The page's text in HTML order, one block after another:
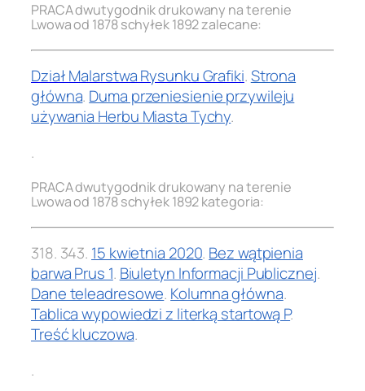
PRACA dwutygodnik drukowany na terenie
Lwowa od 1878 schyłek 1892 zalecane:
Dział Malarstwa Rysunku Grafiki.Strona
główna. Duma przeniesienie przywileju
używania Herbu Miasta Tychy.
.
PRACA dwutygodnik drukowany na terenie
Lwowa od 1878 schyłek 1892 kategoria:
318. 343. 15 kwietnia 2020. Bez wątpienia
barwa Prus 1. Biuletyn Informacji Publicznej.
Dane teleadresowe. Kolumna główna.
Tablica wypowiedzi z literką startową P.
Treść kluczowa.
.